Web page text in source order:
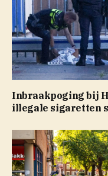
Inbraakpoging bij
illegale sigaretten